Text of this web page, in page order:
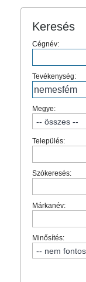
Keresés
Cégnév:
Tevékenység:
Megye:
Település:
Szókeresés:
Márkanév:
Minősítés: